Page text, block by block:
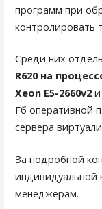
программ при
контролировать
Среди них
R620 на
Xeon E5-2660v2
Гб оперативной
сервера
За подробной
индивидуальной
менеджерам.